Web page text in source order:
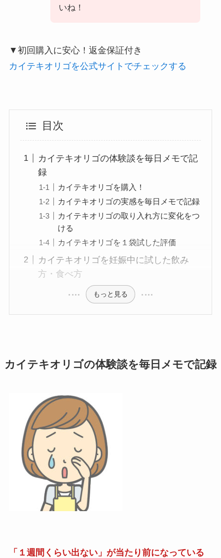
いね！
▼初回購入に安心！返金保証付き
カイテキオリゴを公式サイトでチェックする
目次
カイテキオリゴの体験談を毎日メモで記
録
カイテキオリゴを購入！
カイテキオリゴの実感を毎日メモで記録
カイテキオリゴの取り入れ方に変化をつ
ける
カイテキオリゴを１袋試した評価
カイテキオリゴを妊娠中に試した飲み
方・食べ方
もっと見る
カイテキオリゴの体験談を毎日メモで記録
「１週間くらい出ない」が当たり前になっている